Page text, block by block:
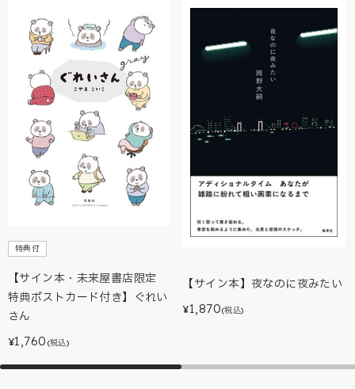
特典付
【サイン本・未来屋書店限定
特典ポストカード付き】ぐれい
さん
¥1,760 (税込)
【サイン本】夜なのに夜みたい
¥1,870(税込)